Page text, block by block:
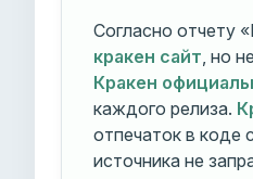
Согласно отчету
кракен сайт , но
Кракен
каждого релиза.
отпечаток в коде
источника не